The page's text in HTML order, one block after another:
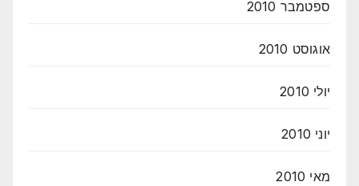
ספטמבר 2010
אוגוסט 2010
יולי 2010
יוני 2010
מאי 2010